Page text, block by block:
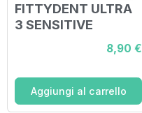
FITTYDENT ULTRA
3 SENSITIVE
OFFERTA SPECIALE
8,90 €
Aggiungi al carrello